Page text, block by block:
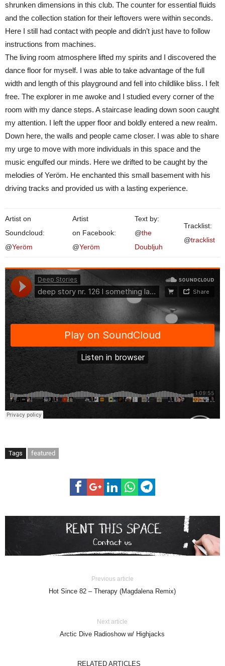
shrunken dimensions in this club. The counter for essential fluids
and the collection station for their leftovers were within seconds.
Here I still had contact with people and didn’t just have to follow
instructions from machines.
The living room atmosphere lifted my spirits and I discovered the
dance floor for myself. I was able to take advantage of the full
width and length of this playground and fell into childlike bliss. I felt
free. The explorer in me awoke and I studied every corner of the
room with my dance steps. A staircase leading down soon caught
my attention. I left the upper floor and boldly entered a new realm.
Down here, the walls and people came closer. I was able to share
my urge to move with more individuals in this space and the
music engulfed our minds. Here we drifted to be caught by the
melodies of Yeröm. He enchanted this small basement with his
driving tracks and provided us with a lasting experience.
Artist on
Soundcloud:
@Yeröm
Artist
on Facebook:
@Yeröm
Text by:
@the
Doubljuh
Tracklist:
@tracklist
Tags featured
Previous article
Hot Since 82 – Therapy (Magdalena Remix)
Next article
Arctic Dive Radioshow w/ Highjacks
RELATED ARTICLES